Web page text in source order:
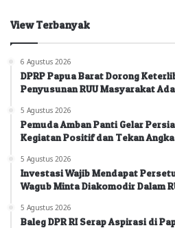
View Terbanyak
6 Agustus 2026
DPRP Papua Barat Dorong
Penyusunan RUU Masyarakat
5 Agustus 2026
Pemuda Amban Panti Gelar
Kegiatan Positif dan Tekan
5 Agustus 2026
Investasi Wajib Mendapat
Wagub Minta Diakomodir Dalam
5 Agustus 2026
Baleg DPR RI Serap Aspirasi di